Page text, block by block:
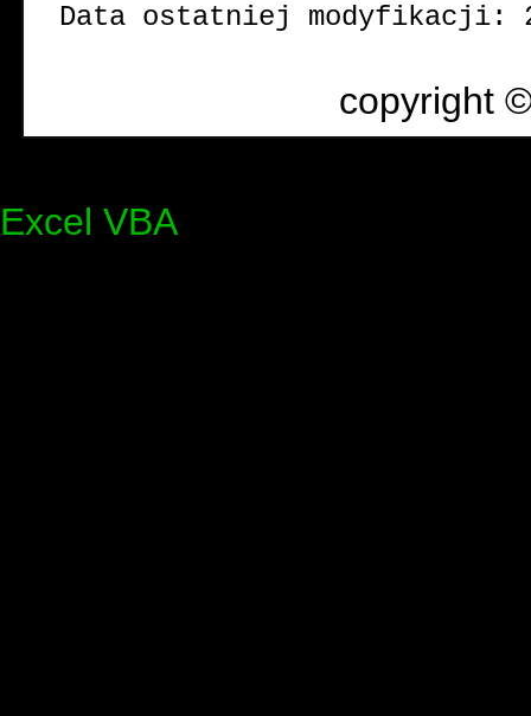
copyright
Excel VBA